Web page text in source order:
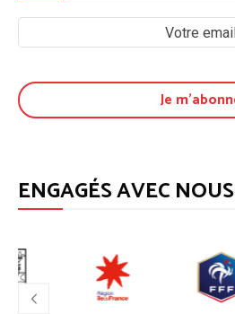
ENGAGÉS AVEC NOUS